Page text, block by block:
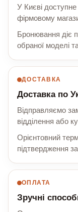
У Києві
фірмовому
Бронювання діє
обраної моделі
ДОСТАВКА
Доставка по
Відправляємо
відділення або
Орієнтовний
підтвердження
ОПЛАТА
Зручні